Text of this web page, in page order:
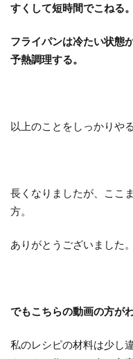
すくして短時間でこねる。
フライパンは冷たい状態
予熱調理する。
以上のことをしっかりや
長くなりましたが、ここ
方。
ありがとうございました。
でもこちらの動画の方が
私のレシピの材料は少し